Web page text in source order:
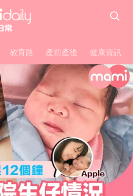
教育路 產前產後 健康資訊